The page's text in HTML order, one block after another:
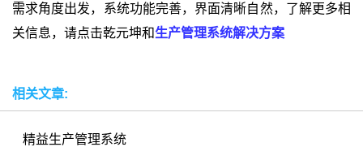
需求角度出发，系统功能完善，界面清晰自然，了解更多相
关信息，请点击乾元坤和生产管理系统解决方案
相关文章:
精益生产管理系统